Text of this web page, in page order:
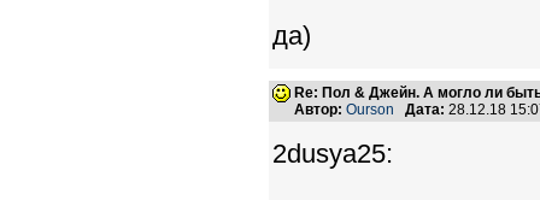
да)
Re: Пол & Джейн. А могло ли
Автор: Ourson Дата: 28.12.18
2dusya25: